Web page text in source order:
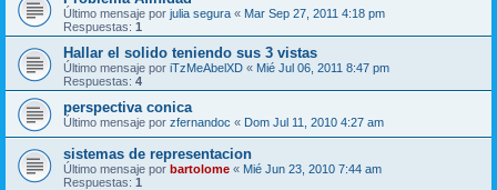
Último mensaje por julia segura « Mar Sep 27, 2011 4:18 pm
Respuestas: 1
Hallar el solido teniendo sus 3 vistas
Último mensaje por iTzMeAbelXD « Mié Jul 06, 2011 8:47 pm
Respuestas: 4
perspectiva conica
Último mensaje por zfernandoc « Dom Jul 11, 2010 4:27 am
sistemas de representacion
Último mensaje por bartolome « Mié Jun 23, 2010 7:44 am
Respuestas: 1